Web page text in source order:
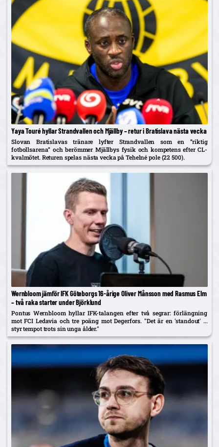
Yaya Touré hyllar Strandvallen och Mjällby – retur i Bratislava nästa vecka
Slovan Bratislavas tränare lyfter Strandvallen som en ”riktig
fotbollsarena” och berömmer Mjällbys fysik och kompetens efter CL-
kvalmötet. Returen spelas nästa vecka på Tehelné pole (22 500).
Wernbloom jämför IFK Göteborgs 16-årige Oliver Månsson med Rasmus Elm
– två raka starter under Björklund
Pontus Wernbloom hyllar IFK-talangen efter två segrar: förlängning
mot FCI Ledavia och tre poäng mot Degerfors. "Det är en 'standout' ...
styr tempot trots sin unga ålder."